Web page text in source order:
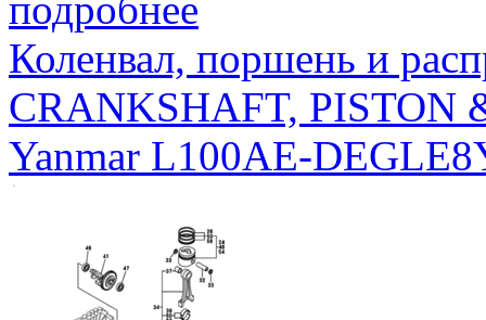
Коленвал, поршень и
CRANKSHAFT, PISTON
Yanmar L100AE-